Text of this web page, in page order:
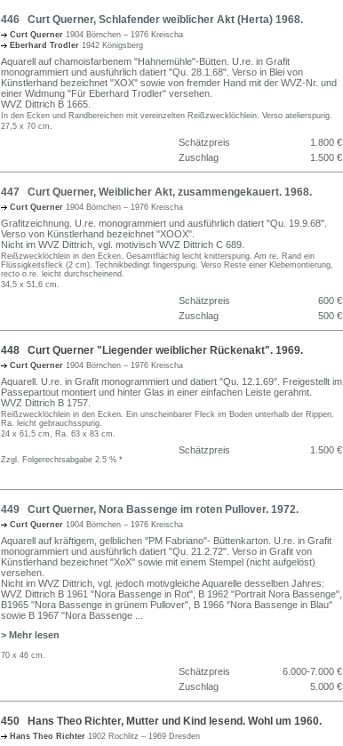
446 Curt Querner, Schlafender weiblicher Akt (Herta) 1968.
Curt Querner 1904 Börnchen – 1976 Kreischa
Eberhard Trodler 1942 Königsberg
Aquarell auf chamoisfarbenem "Hahnemühle"-Bütten. U.re. in Grafit
monogrammiert und ausführlich datiert "Qu. 28.1.68". Verso in Blei von
Künstlerhand bezeichnet "XOX" sowie von fremder Hand mit der WVZ-Nr. und
einer Widmung "Für Eberhard Trodler" versehen.
WVZ Dittrich B 1665.
In den Ecken und Randbereichen mit vereinzelten Reißzwecklöchlein. Verso atelierspurig.
27,5 x 70 cm.
Schätzpreis
1.800 €
Zuschlag
1.500 €
447 Curt Querner, Weiblicher Akt, zusammengekauert. 1968.
Curt Querner 1904 Börnchen – 1976 Kreischa
Grafitzeichnung. U.re. monogrammiert und ausführlich datiert "Qu. 19.9.68".
Verso von Künstlerhand bezeichnet "XOOX".
Nicht im WVZ Dittrich, vgl. motivisch WVZ Dittrich C 689.
Reißzwecklöchlein in den Ecken. Gesamtflächig leicht knitterspurig. Am re. Rand ein
Flüssigkeitsfleck (2 cm). Technikbedingt fingerspurig. Verso Reste einer Klebemontierung,
recto o.re. leicht durchscheinend.
34,5 x 51,6 cm.
Schätzpreis
600 €
Zuschlag
500 €
448 Curt Querner "Liegender weiblicher Rückenakt". 1969.
Curt Querner 1904 Börnchen – 1976 Kreischa
Aquarell. U.re. in Grafit monogrammiert und datiert "Qu. 12.1.69". Freigestellt im
Passepartout montiert und hinter Glas in einer einfachen Leiste gerahmt.
WVZ Dittrich B 1757.
Reißzwecklöchlein in den Ecken. Ein unscheinbarer Fleck im Boden unterhalb der Rippen.
Ra. leicht gebrauchsspurig.
24 x 61,5 cm, Ra. 63 x 83 cm.
Schätzpreis 1.500 €
Zzgl. Folgerechtsabgabe 2.5 % *
449 Curt Querner, Nora Bassenge im roten Pullover. 1972.
Curt Querner 1904 Börnchen – 1976 Kreischa
Aquarell auf kräftigem, gelblichen "PM Fabriano"- Büttenkarton. U.re. in Grafit
monogrammiert und ausführlich datiert "Qu. 21.2.72". Verso in Grafit von
Künstlerhand bezeichnet "XoX" sowie mit einem Stempel (nicht aufgelöst)
versehen.
Nicht im WVZ Dittrich, vgl. jedoch motivgleiche Aquarelle desselben Jahres:
WVZ Dittrich B 1961 "Nora Bassenge in Rot", B 1962 "Portrait Nora Bassenge",
B1965 "Nora Bassenge in grünem Pullover", B 1966 "Nora Bassenge in Blau"
sowie B 1967 "Nora Bassenge
> Mehr lesen
70 x 46 cm.
Schätzpreis
6.000-7.000 €
Zuschlag
5.000 €
450 Hans Theo Richter, Mutter und Kind lesend. Wohl um 1960.
Hans Theo Richter 1902 Rochlitz – 1969 Dresden